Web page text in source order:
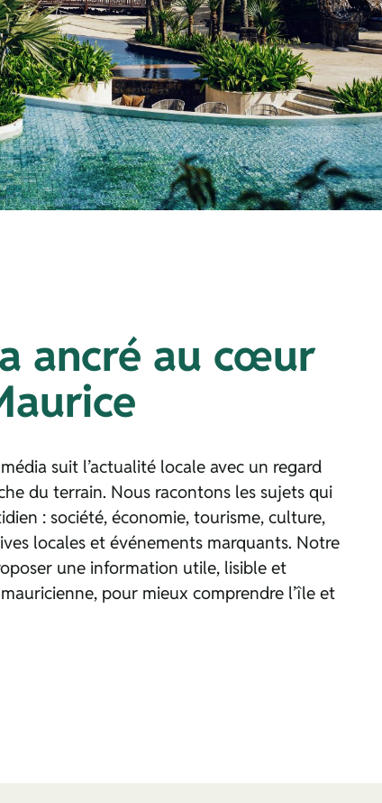
ancré au cœur
suit l’actualité locale avec un regard
du terrain. Nous racontons les sujets qui
: société, économie, tourisme, culture,
locales et événements marquants. Notre
une information utile, lisible et
pour mieux comprendre l’île et